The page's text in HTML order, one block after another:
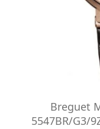
Breguet
5547BR/G3/